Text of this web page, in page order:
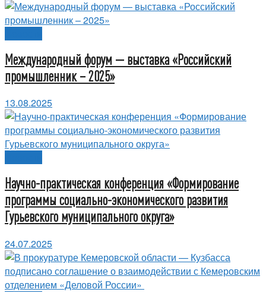
Международный форум — выставка «Российский
промышленник – 2025»
13.08.2025
Научно-практическая конференция «Формирование
программы социально-экономического развития
Гурьевского муниципального округа»
24.07.2025